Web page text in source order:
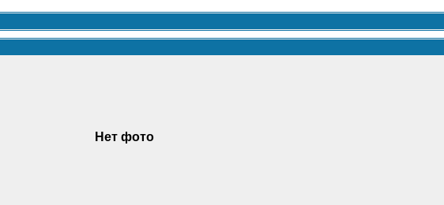
Нет фото